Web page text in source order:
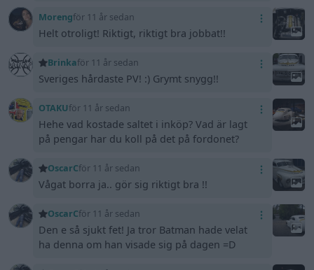
Morengför 11 år sedan
Helt otroligt! Riktigt, riktigt bra jobbat!!
Brinkaför 11 år sedan
Sveriges hårdaste PV! :) Grymt snygg!!
OTAKUför 11 år sedan
Hehe vad kostade saltet i inköp? Vad är lagt
på pengar har du koll på det på fordonet?
OscarCför 11 år sedan
Vågat borra ja.. gör sig riktigt bra !!
OscarCför 11 år sedan
Den e så sjukt fet! Ja tror Batman hade velat
ha denna om han visade sig på dagen =D